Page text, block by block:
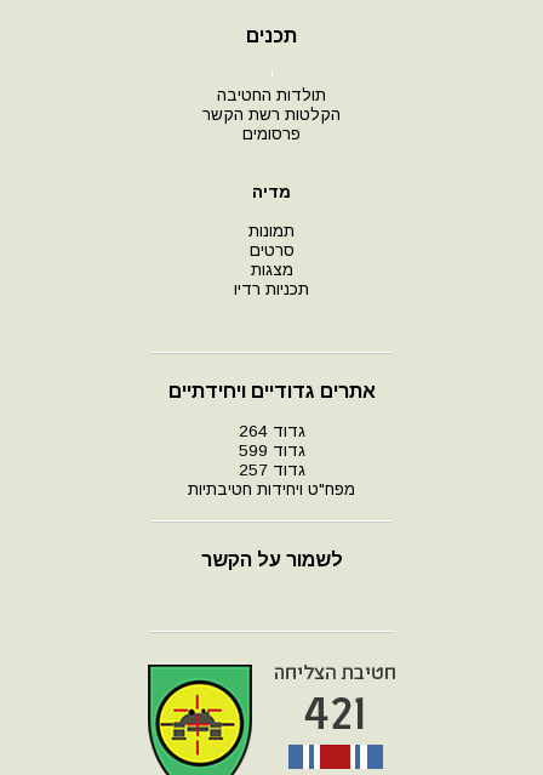
תכנים
י
תולדות החטיבה
הקלטות רשת הקשר
פרסומים
מדיה
תמונות
סרטים
מצגות
תכניות רדיו
אתרים גדודיים ויחידתיים
גדוד 264
גדוד 599
גדוד 257
מפח"ט ויחידות חטיבתיות
לשמור על הקשר